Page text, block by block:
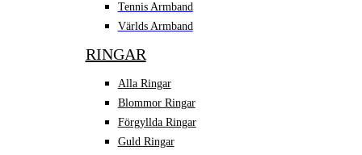
Tennis Armband
Världs Armband
RINGAR
Alla Ringar
Blommor Ringar
Förgyllda Ringar
Guld Ringar